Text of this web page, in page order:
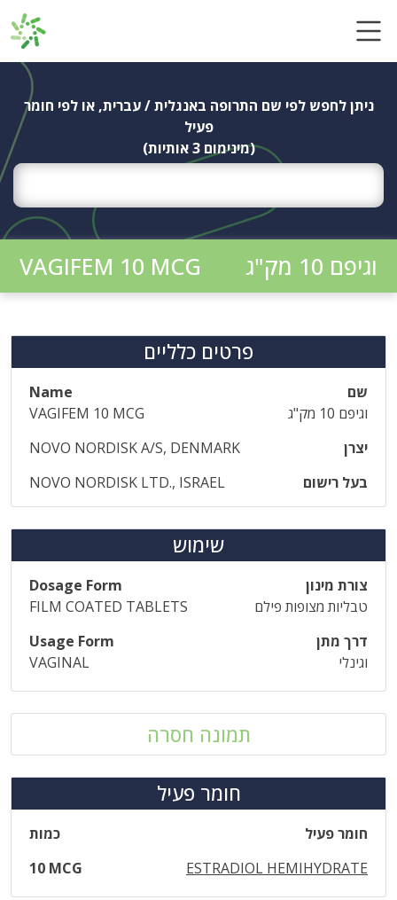
ניתן לחפש לפי שם התרופה באנגלית / עברית, או לפי חומר
פעיל
(מינימום 3 אותיות)
וגיפם 10 מק"ג VAGIFEM 10 MCG
פרטים כלליים
שם
Name
וגיפם 10 מק"ג
VAGIFEM 10 MCG
יצרן
NOVO NORDISK A/S, DENMARK
בעל רישום
NOVO NORDISK LTD., ISRAEL
שימוש
צורת מינון
Dosage Form
טבליות מצופות פילם
FILM COATED TABLETS
דרך מתן
Usage Form
וגינלי
VAGINAL
תמונה חסרה
חומר פעיל
חומר פעיל
כמות
ESTRADIOL HEMIHYDRATE
10 MCG